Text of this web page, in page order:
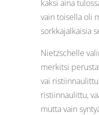
kaksi aina
vain toisella oli
sorkkajalkaisia
Nietzschelle
merkitsi
vai
ristiinnaulittu,
mutta vain